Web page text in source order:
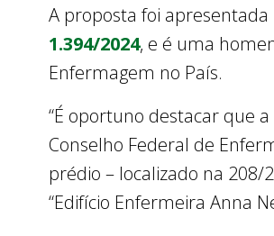
A proposta foi
1.394/2024, e é uma
Enfermagem no País.
“É oportuno destacar que
Conselho Federal de
prédio – localizado na 208/
“Edifício Enfermeira Anna